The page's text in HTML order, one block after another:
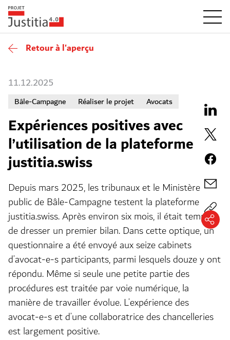
Retour à l'aperçu
11.12.2025
Bâle-Campagne Réaliser le projet Avocats
Expériences positives avec
l’utilisation de la plateforme
justitia.swiss
Depuis mars 2025, les tribunaux et le Ministère
public de Bâle-Campagne testent la plateforme
justitia.swiss. Après environ six mois, il était temps
de dresser un premier bilan. Dans cette optique, un
questionnaire a été envoyé aux seize cabinets
d’avocat-e-s participants, parmi lesquels douze y ont
répondu. Même si seule une petite partie des
procédures est traitée par voie numérique, la
manière de travailler évolue. L’expérience des
avocat-e-s et d’une collaboratrice des chancelleries
est largement positive.